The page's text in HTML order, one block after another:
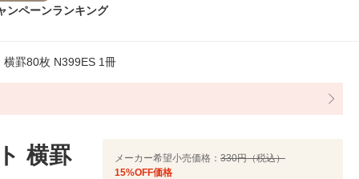
ンペーンランキング
横罫80枚 N399ES 1冊
横罫
メーカー希望小売価格： 330円（税込）
15%OFF価格